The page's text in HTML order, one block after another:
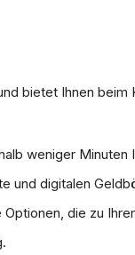
bietet Ihnen beim
weniger Minuten
und digitalen
die zu